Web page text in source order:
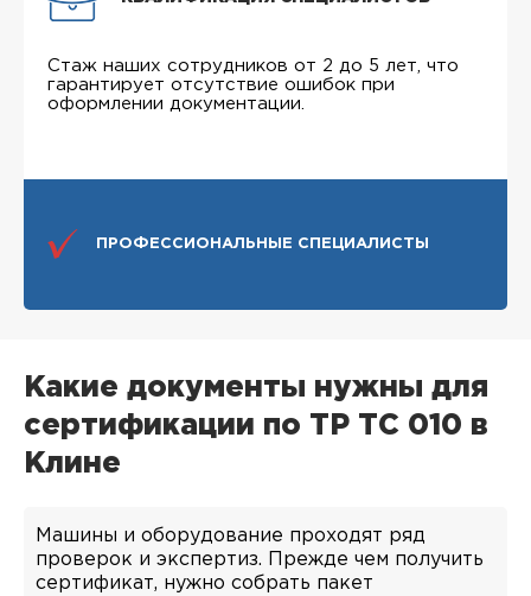
Стаж наших сотрудников от 2 до 5 лет, что
гарантирует отсутствие ошибок при
оформлении документации.
ПРОФЕССИОНАЛЬНЫЕ СПЕЦИАЛИСТЫ
Какие документы нужны для
сертификации по ТР ТС 010 в
Клине
Машины и оборудование проходят ряд
проверок и экспертиз. Прежде чем получить
сертификат, нужно собрать пакет